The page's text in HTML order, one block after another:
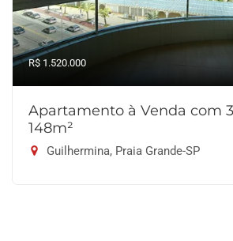
R$ 1.520.000
Apartamento à Venda com
148m²
Guilhermina, Praia Grande-SP